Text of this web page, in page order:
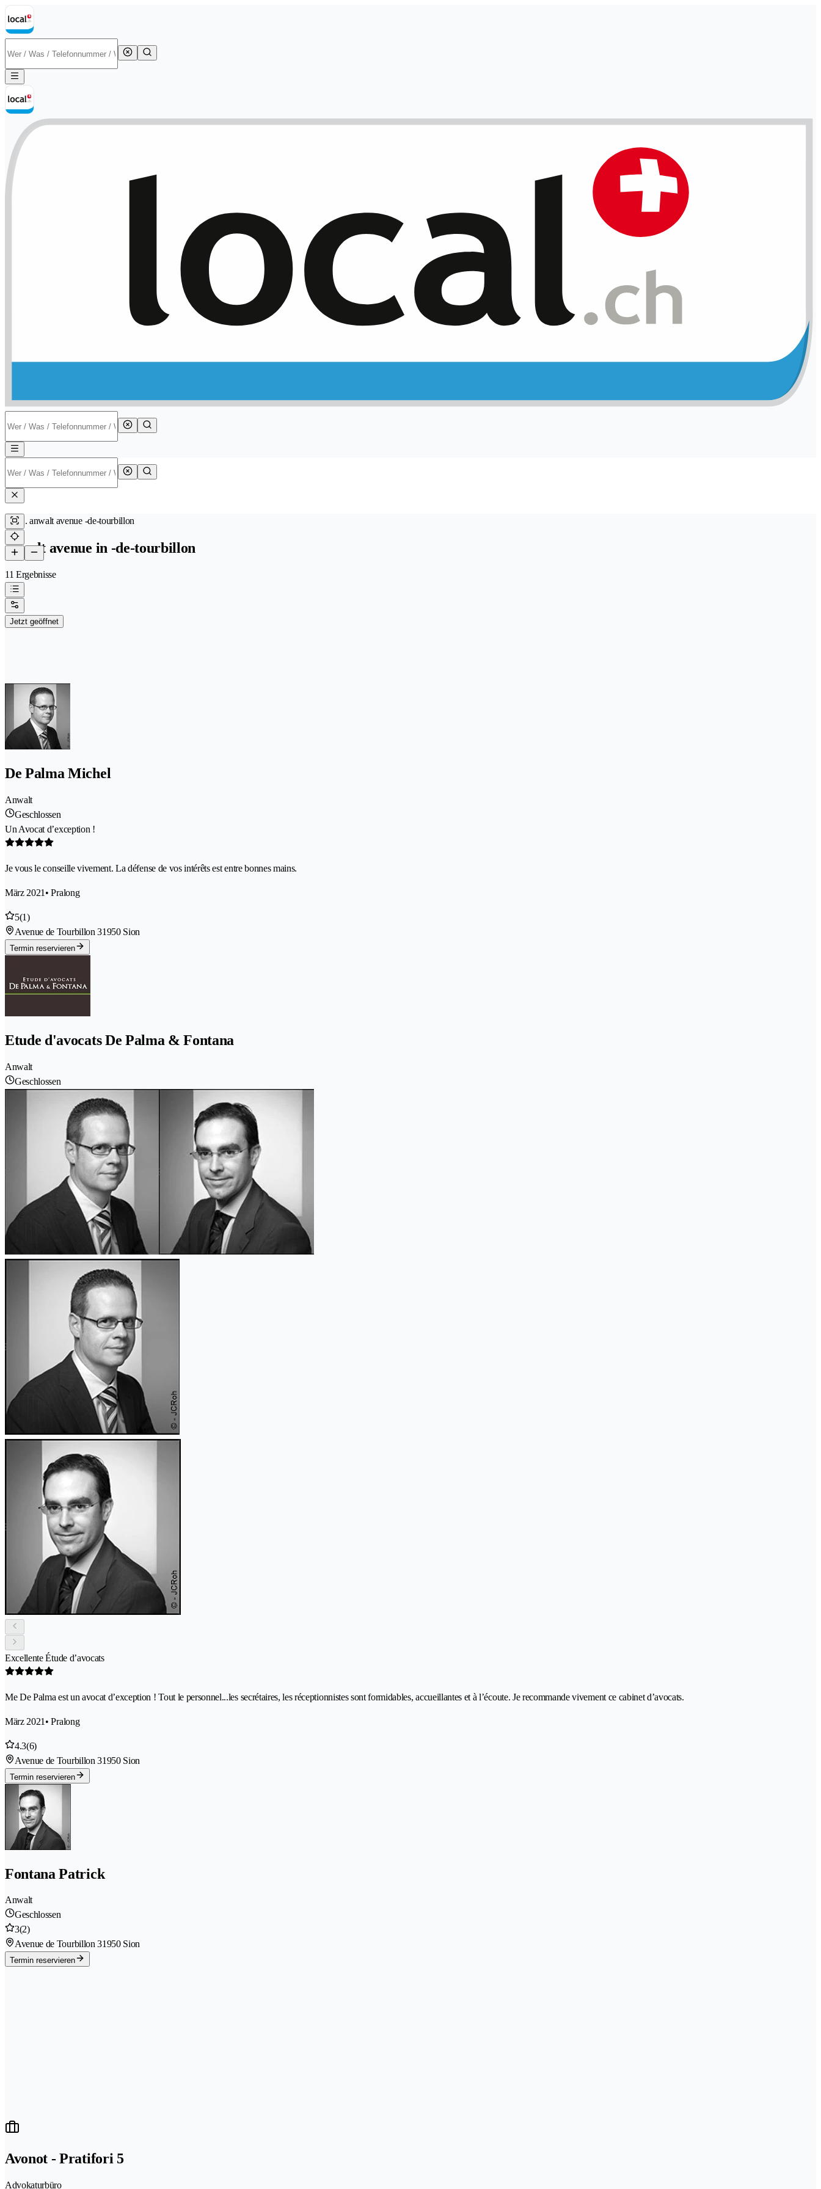
anwalt avenue -de-tourbillon
anwalt avenue in -de-tourbillon
11 Ergebnisse
Jetzt geöffnet
De Palma Michel
Anwalt
Geschlossen
Un Avocat d’exception !
Je vous le conseille vivement. La défense de vos intérêts est entre bonnes mains.
März 2021 • Pralong
5(1)
Avenue de Tourbillon 31950 Sion
Termin reservieren
Etude d'avocats De Palma & Fontana
Anwalt
Geschlossen
Excellente Étude d’avocats
Me De Palma est un avocat d’exception ! Tout le personnel...les secrétaires, les réceptionnistes sont formidables, accueillantes et à l’écoute. Je recommande vivement ce cabinet d’avocats.
März 2021 • Pralong
4.3(6)
Avenue de Tourbillon 31950 Sion
Termin reservieren
Fontana Patrick
Anwalt
Geschlossen
3(2)
Avenue de Tourbillon 31950 Sion
Termin reservieren
Avonot - Pratifori 5
Advokaturbüro